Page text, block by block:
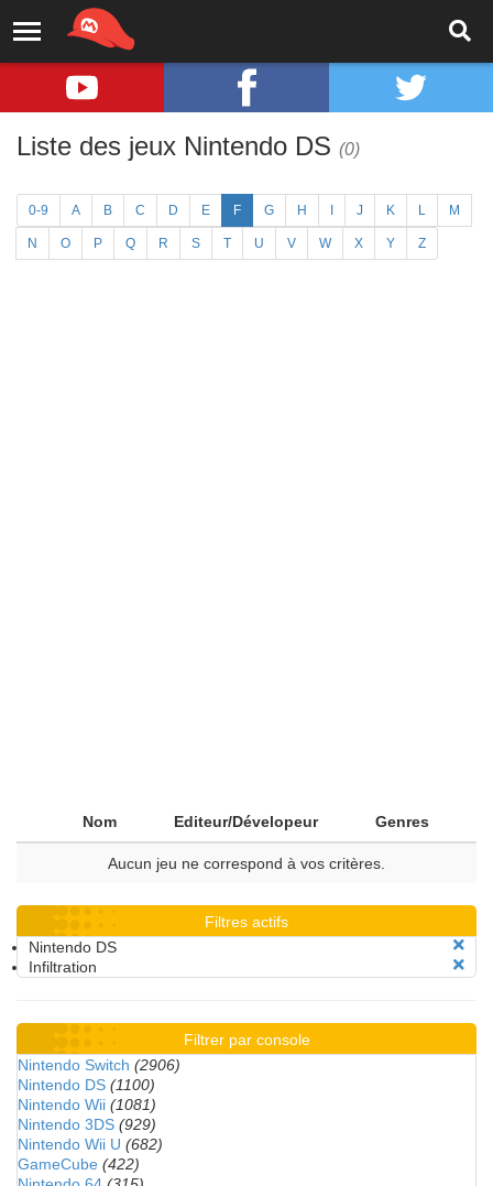
Liste des jeux Nintendo DS (0)
0-9 A B C D E F G H J K L M
N O P Q R S T U V W X Y Z
Nom Editeur/Dévelopeur Genres
Aucun jeu ne correspond à vos critères.
Filtres actifs
Nintendo DS
Infiltration
Filtrer par console
Nintendo Switch (2906)
Nintendo DS (1100)
Nintendo Wii (1081)
Nintendo 3DS (929)
Nintendo Wii U (682)
GameCube (422)